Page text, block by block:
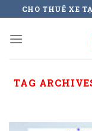
to
content
CHO THUÊ XE
TAG